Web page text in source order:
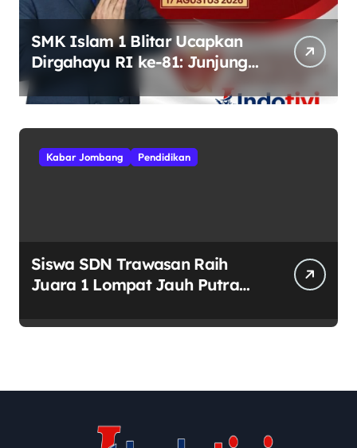
SMK Islam 1 Blitar Ucapkan
Dirgahayu RI ke-81: Junjung
Kebhinekaan
Kabar Jombang Pendidikan
Siswa SDN Trawasan Raih
Juara 1 Lompat Jauh Putra
di HUT RI ke-81